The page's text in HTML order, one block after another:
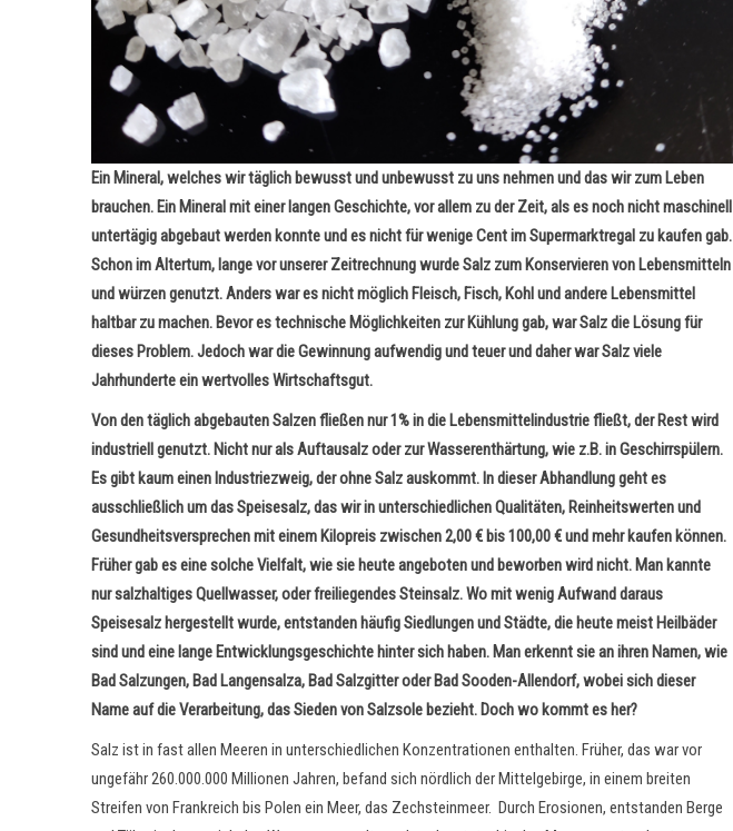
Ein Mineral, welches wir täglich bewusst und unbewusst zu uns nehmen und das wir zum Leben
brauchen. Ein Mineral mit einer langen Geschichte, vor allem zu der Zeit, als es noch nicht maschinell
untertägig abgebaut werden konnte und es nicht für wenige Cent im Supermarktregal zu kaufen gab.
Schon im Altertum, lange vor unserer Zeitrechnung wurde Salz zum Konservieren von Lebensmitteln
und würzen genutzt. Anders war es nicht möglich Fleisch, Fisch, Kohl und andere Lebensmittel
haltbar zu machen. Bevor es technische Möglichkeiten zur Kühlung gab, war Salz die Lösung für
dieses Problem. Jedoch war die Gewinnung aufwendig und teuer und daher war Salz viele
Jahrhunderte ein wertvolles Wirtschaftsgut.
Von den täglich abgebauten Salzen fließen nur 1% in die Lebensmittelindustrie fließt, der Rest wird
industriell genutzt. Nicht nur als Auftausalz oder zur Wasserenthärtung, wie z.B. in Geschirrspülern.
Es gibt kaum einen Industriezweig, der ohne Salz auskommt. In dieser Abhandlung geht es
ausschließlich um das Speisesalz, das wir in unterschiedlichen Qualitäten, Reinheitswerten und
Gesundheitsversprechen mit einem Kilopreis zwischen 2,00 € bis 100,00 € und mehr kaufen können.
Früher gab es eine solche Vielfalt, wie sie heute angeboten und beworben wird nicht. Man kannte
nur salzhaltiges Quellwasser, oder freiliegendes Steinsalz. Wo mit wenig Aufwand daraus
Speisesalz hergestellt wurde, entstanden häufig Siedlungen und Städte, die heute meist Heilbäder
sind und eine lange Entwicklungsgeschichte hinter sich haben. Man erkennt sie an ihren Namen, wie
Bad Salzungen, Bad Langensalza, Bad Salzgitter oder Bad Sooden-Allendorf, wobei sich dieser
Name auf die Verarbeitung, das Sieden von Salzsole bezieht. Doch wo kommt es her?
Salz ist in fast allen Meeren in unterschiedlichen Konzentrationen enthalten. Früher, das war vor
ungefähr 260.000.000 Millionen Jahren, befand sich nördlich der Mittelgebirge, in einem breiten
Streifen von Frankreich bis Polen ein Meer, das Zechsteinmeer. Durch Erosionen, entstanden Berge